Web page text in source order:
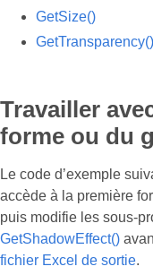
GetSize()
GetTransparency()
Travailler
forme ou du
Le code d’exemple
accède à la première
puis modifie les sous-
GetShadowEffect()
fichier Excel de sortie.